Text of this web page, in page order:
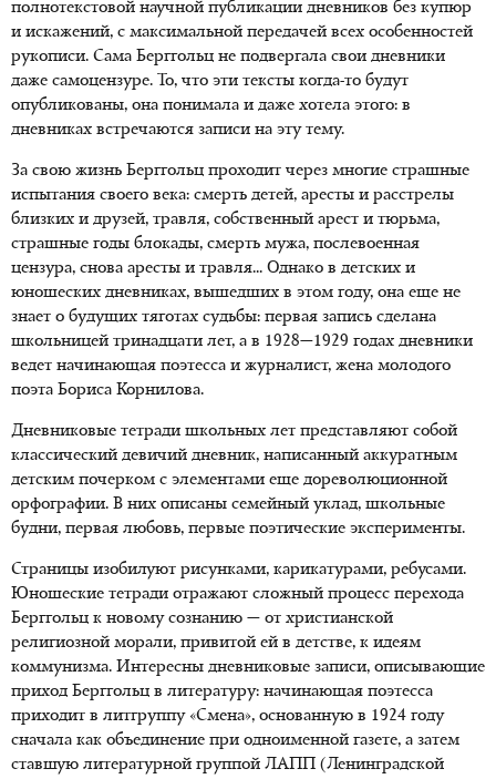
полнотекстовой научной публикации дневников без купюр
и искажений, с максимальной передачей всех особенностей
рукописи. Сама Берггольц не подвергала свои дневники
даже самоцензуре. То, что эти тексты когда-то будут
опубликованы, она понимала и даже хотела этого: в
дневниках встречаются записи на эту тему.
За свою жизнь Берггольц проходит через многие страшные
испытания своего века: смерть детей, аресты и расстрелы
близких и друзей, травля, собственный арест и тюрьма,
страшные годы блокады, смерть мужа, послевоенная
цензура, снова аресты и травля... Однако в детских и
юношеских дневниках, вышедших в этом году, она еще не
знает о будущих тяготах судьбы: первая запись сделана
школьницей тринадцати лет, а в 1928—1929 годах дневники
ведет начинающая поэтесса и журналист, жена молодого
поэта Бориса Корнилова.
Дневниковые тетради школьных лет представляют собой
классический девичий дневник, написанный аккуратным
детским почерком с элементами еще дореволюционной
орфографии. В них описаны семейный уклад, школьные
будни, первая любовь, первые поэтические эксперименты.
Страницы изобилуют рисунками, карикатурами, ребусами.
Юношеские тетради отражают сложный процесс перехода
Берггольц к новому сознанию — от христианской
религиозной морали, привитой ей в детстве, к идеям
коммунизма. Интересны дневниковые записи, описывающие
приход Берггольц в литературу: начинающая поэтесса
приходит в литгруппу «Смена», основанную в 1924 году
сначала как объединение при одноименной газете, а затем
ставшую литературной группой ЛАПП (Ленинградской